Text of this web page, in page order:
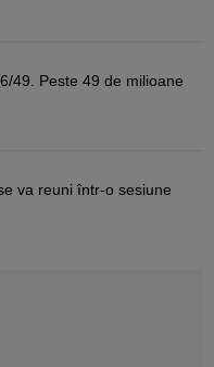
49. Peste 49 de milioane
va reuni într-o sesiune